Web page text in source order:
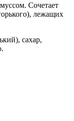
Сочетает
лежащих
сахар,